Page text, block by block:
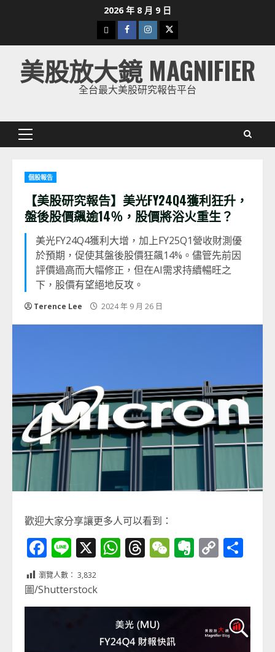
2026 年 8 月 9 日
下
載
美
股
Facebook
Instagram
Twitter
美股放大鏡 MAGNIFIER
全台最大美股研究報告平台
Primary
個股報告
【美股研究報告】美光FY24Q4獲利狂升，
盤後股價飆逾14％，股價將浴火重生？
美光FY24Q4獲利大增，加上FY25Q1營收財測優
於預期，促使其盤後股價狂飆14%。儘管先前因
評價過高而大幅修正，但在AI需求持續暢旺之
下，股價有望絕地反攻。
Terence Lee 2024 年 9 月 26 日
歡迎大家分享讓更多人可以看到：
Facebook
Line
X WhatsApp
Threads
WeChat
Evernote
Copy
瀏覽人數： 3,832
圖/Shutterstock